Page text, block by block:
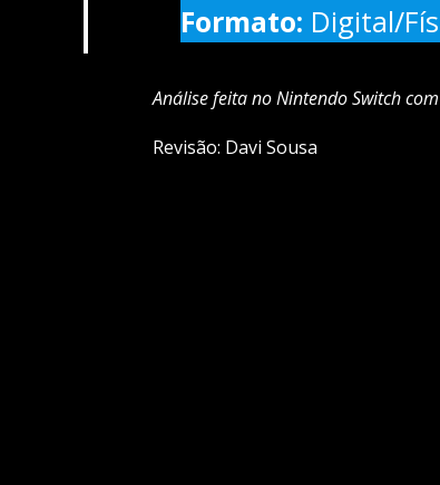
Formato: Digital/
Análise feita no Nintendo Switch
Revisão: Davi Sousa